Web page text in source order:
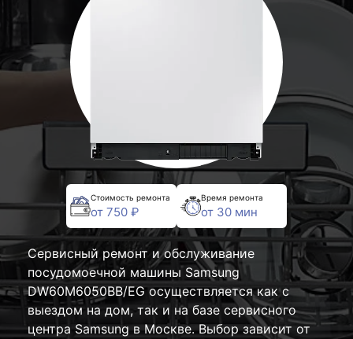
Стоимость ремонта
от 750 ₽
Время ремонта
от 30 мин
Сервисный ремонт и обслуживание
посудомоечной машины Samsung
DW60M6050BB/EG осуществляется как с
выездом на дом, так и на базе сервисного
центра Samsung в Москве. Выбор зависит от